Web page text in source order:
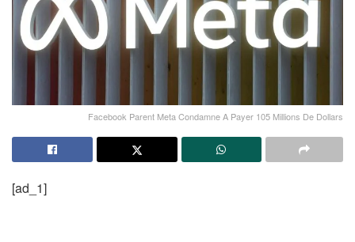
Facebook Parent Meta Condamne A Payer 105 Millions De Dollars
[ad_1]